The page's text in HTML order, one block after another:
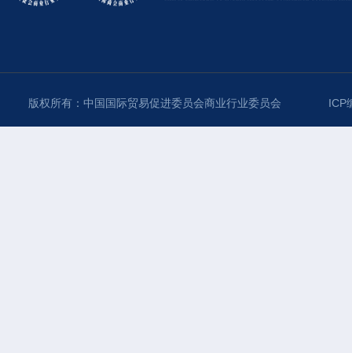
版权所有：中国国际贸易促进委员会商业行业委员会 ICP